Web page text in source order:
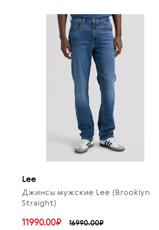
Lee
Джинсы мужские Lee (Brooklyn
Straight)
11990.00₽ 16990.00₽